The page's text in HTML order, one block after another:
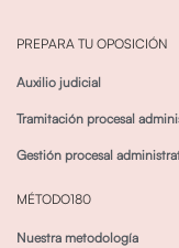
PREPARA TU OPOSICIÓN
Auxilio judicial
Tramitación procesal
Gestión procesal
MÉTODO180
Nuestra metodología